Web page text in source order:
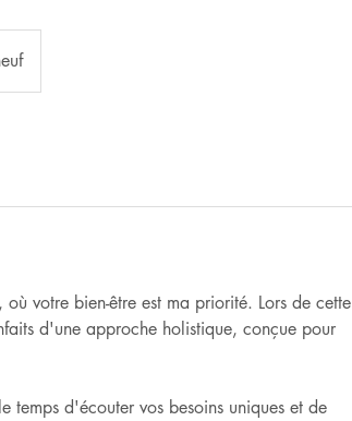
votre bien-être est ma priorité. Lors de cette
d'une approche holistique, conçue pour
temps d'écouter vos besoins uniques et de